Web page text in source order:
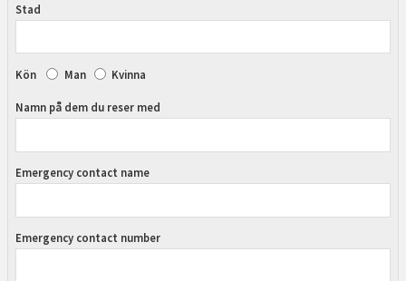
Stad
Kön Man Kvinna
Namn på dem du reser med
Emergency contact name
Emergency contact number